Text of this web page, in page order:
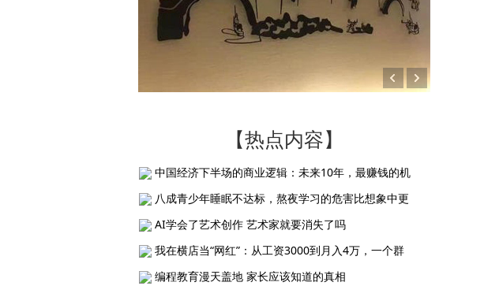
【热点内容】
中国经济下半场的商业逻辑：未来10年，最赚钱的机
八成青少年睡眠不达标，熬夜学习的危害比想象中更
AI学会了艺术创作 艺术家就要消失了吗
我在横店当“网红”：从工资3000到月入4万，一个群
编程教育漫天盖地 家长应该知道的真相